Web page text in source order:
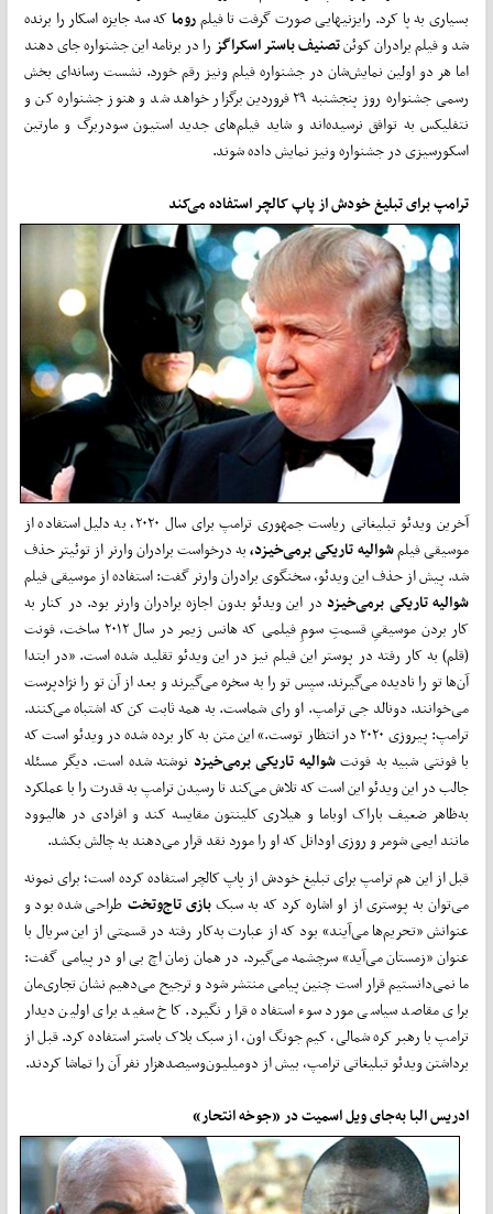
بسیاری به پا کرد. رایزنی­هایی صورت گرفت تا فیلمروماکه سه جایزه اسکار را برنده
شد و فیلم برادران کوئنتصنیف باستر اسکراگزرا در برنامه این جشنواره جای دهند
اما هر دو اولین نمایش‌شان در جشنواره فیلم ونیز رقم خورد. نشست رسانه‌ای بخش
رسمی جشنواره روز پنجشنبه ۲۹ فروردین برگزار خواهد شد و هنوز جشنواره کن و
نتفلیکس به توافق نرسیده‌اند و شاید فیلم‌های جدید استیون سودربرگ و مارتین
اسکورسیزی در جشنواره ونیز نمایش داده شوند.
ترامپ برای تبلیغ خودش از پاپ کالچر استفاده می‌کند
آخرین ویدئو تبلیغاتی ریاست جمهوری ترامپ برای سال ۲۰۲۰، به دلیل استفاده از
موسیقی فیلمشوالیه تاریکی برمی‌خیزد،به درخواست برادران وارنر از توئیتر حذف
شد. پیش از حذف این ویدئو، سخنگوی برادران وارنر گفت: استفاده از موسیقی فیلم
شوالیه تاریکی برمی‌خیزددر این ویدئو بدون اجازه برادران وارنر بود. در کنار به
کار بردن موسیقیِ قسمتِ سومِ فیلمی که هانس زیمر در سال ۲۰۱۲ ساخت، فونت
(قلم) به کار رفته در پوستر این فیلم نیز در این ویدئو تقلید شده است. «در ابتدا
آن‌ها تو را نادیده می‌گیرند. سپس تو را به سخره می‌گیرند و بعد از آن تو را نژادپرست
می‌خوانند. دونالد جی ترامپ. او رای شماست. به همه ثابت کن که اشتباه می‌کنند.
ترامپ: پیروزی ۲۰۲۰ در انتظار توست.» این متن به کار برده شده در ویدئو است که
با فونتی شبیه به فونتشوالیه تاریکی برمی‌خیزدنوشته شده است. دیگر مسئله
جالب در این ویدئو این است که تلاش می‌کند تا رسیدن ترامپ به قدرت را با عملکرد
به‌ظاهر ضعیف باراک اوباما و هیلاری کلینتون مقایسه کند و افرادی در هالیوود
مانند ایمی شومر و روزی اودانل که او را مورد نقد قرار می‌دهند به چالش بکشد.
قبل از این هم ترامپ برای تبلیغ خودش از پاپ کالچر استفاده کرده است؛ برای نمونه
می‌توان به پوستری از او اشاره کرد که به سبکبازی تاج‌و‌تختطراحی شده بود و
عنوانش «تحریم‌ها می‌آیند» بود که از عبارت به‌کار رفته در قسمتی از این سریال با
عنوان «زمستان می‌آید» سرچشمه می‌گیرد. در همان زمان اچ بی او در پیامی گفت:
ما نمی‌دانستیم قرار است چنین پیامی منتشر شود و ترجیح می‌دهیم نشان تجاری‌مان
برای مقاصد سیاسی مورد سوء استفاده قرار نگیرد. کاخ سفید برای اولین دیدار
ترامپ با رهبر کره شمالی، کیم جونگ اون، از سبک بلاک باستر استفاده کرد. قبل از
برداشتن ویدئو تبلیغاتی ترامپ، بیش از دومیلیون‌و‌سیصدهزار نفر آن را تماشا کردند.
ادریس البا به‌جای ویل اسمیت در «جوخه انتحار»